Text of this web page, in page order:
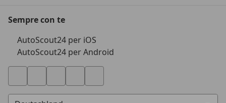
Sempre con te
AutoScout24 per iOS
AutoScout24 per Android